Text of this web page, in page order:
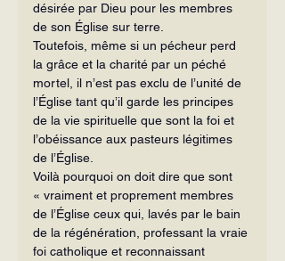
désirée par Dieu pour les membres
de son Église sur terre.
Toutefois, même si un pécheur perd
la grâce et la charité par un péché
mortel, il n’est pas exclu de l’unité de
l’Église tant qu’il garde les principes
de la vie spirituelle que sont la foi et
l’obéissance aux pasteurs légitimes
de l’Église.
Voilà pourquoi on doit dire que sont
« vraiment et proprement membres
de l’Église ceux qui, lavés par le bain
de la régénération, professant la vraie
foi catholique et reconnaissant